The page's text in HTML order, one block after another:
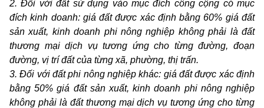
2. Đối với đất sử dụng vào mục đích công cộng có mục
đích kinh doanh: giá đất được xác định bằng 60% giá đất
sản xuất, kinh doanh phi nông nghiệp không phải là đất
thương mại dịch vụ tương ứng cho từng đường, đoạn
đường, vị trí đất của từng xã, phường, thị trấn.
3. Đối với đất phi nông nghiệp khác: giá đất được xác định
bằng 50% giá đất sản xuất, kinh doanh phi nông nghiệp
không phải là đất thương mại dịch vụ tương ứng cho từng